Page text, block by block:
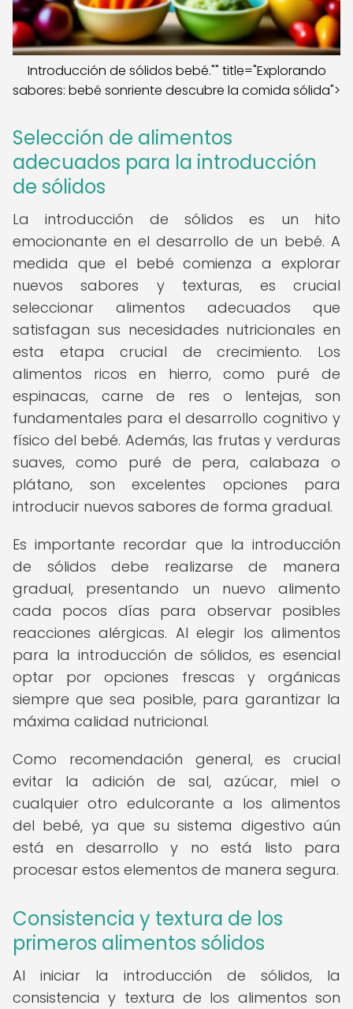
Introducción de sólidos bebé."" title="Explorando
sabores: bebé sonriente descubre la comida sólida">
Selección de alimentos
adecuados para la introducción
de sólidos
La introducción de sólidos es un hito
emocionante en el desarrollo de un bebé. A
medida que el bebé comienza a explorar
nuevos sabores y texturas, es crucial
seleccionar alimentos adecuados que
satisfagan sus necesidades nutricionales en
esta etapa crucial de crecimiento. Los
alimentos ricos en hierro, como puré de
espinacas, carne de res o lentejas, son
fundamentales para el desarrollo cognitivo y
físico del bebé. Además, las frutas y verduras
suaves, como puré de pera, calabaza o
plátano, son excelentes opciones para
introducir nuevos sabores de forma gradual.
Es importante recordar que la introducción
de sólidos debe realizarse de manera
gradual, presentando un nuevo alimento
cada pocos días para observar posibles
reacciones alérgicas. Al elegir los alimentos
para la introducción de sólidos, es esencial
optar por opciones frescas y orgánicas
siempre que sea posible, para garantizar la
máxima calidad nutricional.
Como recomendación general, es crucial
evitar la adición de sal, azúcar, miel o
cualquier otro edulcorante a los alimentos
del bebé, ya que su sistema digestivo aún
está en desarrollo y no está listo para
procesar estos elementos de manera segura.
Consistencia y textura de los
primeros alimentos sólidos
Al iniciar la introducción de sólidos, la
consistencia y textura de los alimentos son